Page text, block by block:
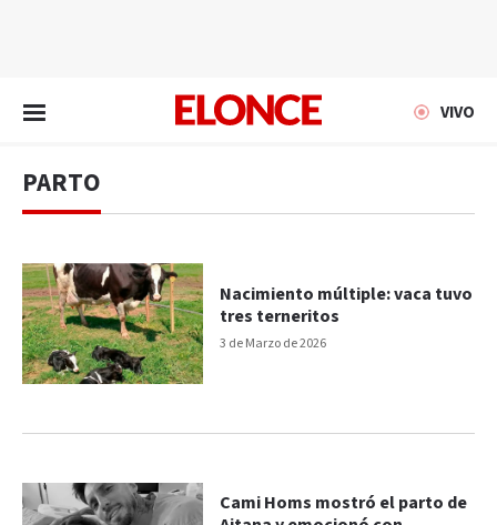
VIVO
PARTO
3 de Marzo de 2026
Nacimiento múltiple: vaca tuvo
tres terneritos
Cami Homs mostró el parto de